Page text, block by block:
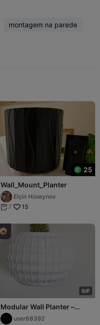
montagem na parede
25
Wall_Mount_Planter
Elçin Hüseynov
 7 15
GIF
Modular Wall Planter –
Secure Mounting and Easy
Fit
user68392